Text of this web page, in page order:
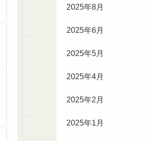
2025年8月
2025年6月
2025年5月
2025年4月
2025年2月
2025年1月